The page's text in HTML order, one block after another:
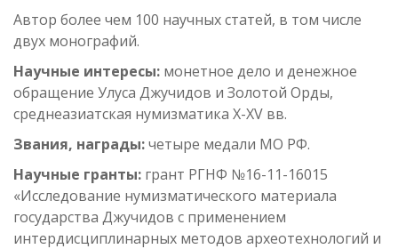
Автор более чем 100 научных статей, в том числе
двух монографий.
Научные интересы: монетное дело и денежное
обращение Улуса Джучидов и Золотой Орды,
среднеазиатская нумизматика X-XV вв.
Звания, награды:четыре медали МО РФ.
Научные гранты: грант РГНФ №16-11-16015
«Исследование нумизматического материала
государства Джучидов с применением
интердисциплинарных методов археотехнологий и